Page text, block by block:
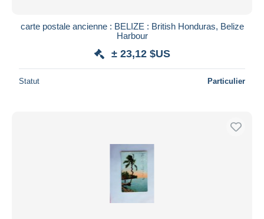
carte postale ancienne : BELIZE : British Honduras, Belize
Harbour
± 23,12 $US
Statut Particulier